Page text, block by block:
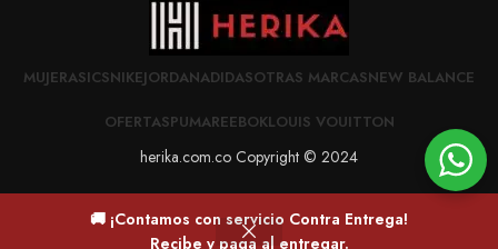
🚚 ¡Contamos con servicio Contra Entrega!
Recibe y paga al entregar.
MUJERASICSNIKEJORDANADIDASOTRAS MARCASNEW BALANCE
OFERTASPUMAREEBOKLOUIS VOUITTON
herika.com.co Copyright © 2024